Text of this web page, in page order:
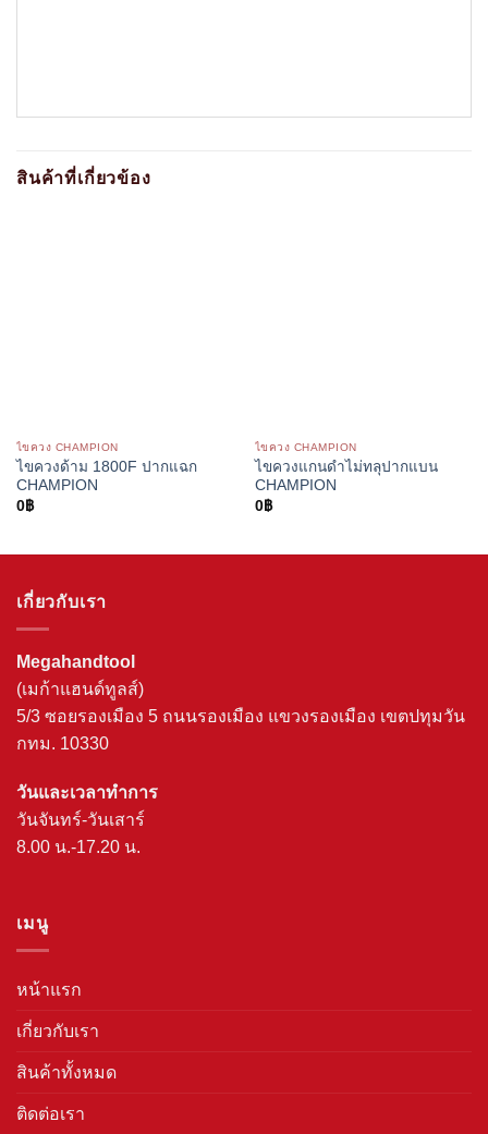
สินค้าที่เกี่ยวข้อง
ไขควง CHAMPION
ไขควงด้าม 1800F ปากแฉก
CHAMPION
0฿
ไขควง CHAMPION
ไขควงแกนดำไม่ทลุปากแบน
CHAMPION
0฿
เกี่ยวกับเรา
Megahandtool
(เมก้าแฮนด์ทูลส์)
5/3 ซอยรองเมือง 5 ถนนรองเมือง แขวงรองเมือง เขตปทุมวัน
กทม. 10330
วันและเวลาทำการ
วันจันทร์-วันเสาร์
8.00 น.-17.20 น.
เมนู
หน้าแรก
เกี่ยวกับเรา
สินค้าทั้งหมด
ติดต่อเรา